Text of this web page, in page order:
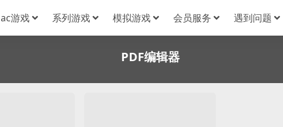
游戏 系列游戏 模拟游戏 会员服务 遇到问题
PDF编辑器